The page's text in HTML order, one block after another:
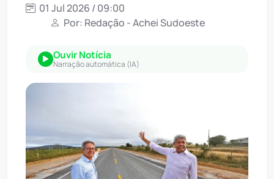
01 Jul 2026 / 09:00
Por: Redação - Achei Sudoeste
Ouvir Notícia
Narração automática (IA)